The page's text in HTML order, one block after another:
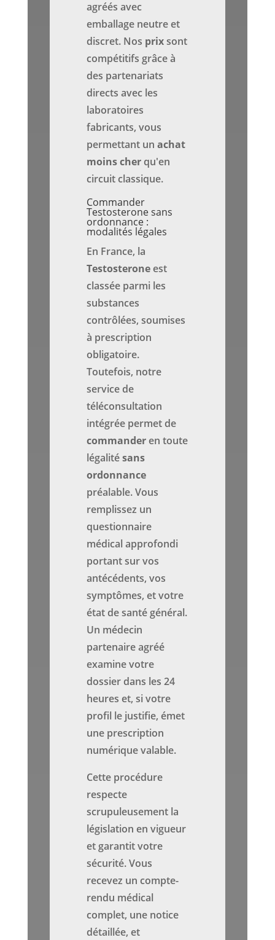
agréés avec
emballage neutre et
discret. Nos prixsont
compétitifs grâce à
des partenariats
directs avec les
laboratoires
fabricants, vous
permettant unachat
moins cherqu'en
circuit classique.
Commander
Testosterone sans
ordonnance :
modalités légales
En France, la
Testosteroneest
classée parmi les
substances
contrôlées, soumises
à prescription
obligatoire.
Toutefois, notre
service de
téléconsultation
intégrée permet de
commanderen toute
légalitésans
ordonnance
préalable. Vous
remplissez un
questionnaire
médical approfondi
portant sur vos
antécédents, vos
symptômes, et votre
état de santé général.
Un médecin
partenaire agréé
examine votre
dossier dans les 24
heures et, si votre
profil le justifie, émet
une prescription
numérique valable.
Cette procédure
respecte
scrupuleusement la
législation en vigueur
et garantit votre
sécurité. Vous
recevez un compte-
rendu médical
complet, une notice
détaillée, et